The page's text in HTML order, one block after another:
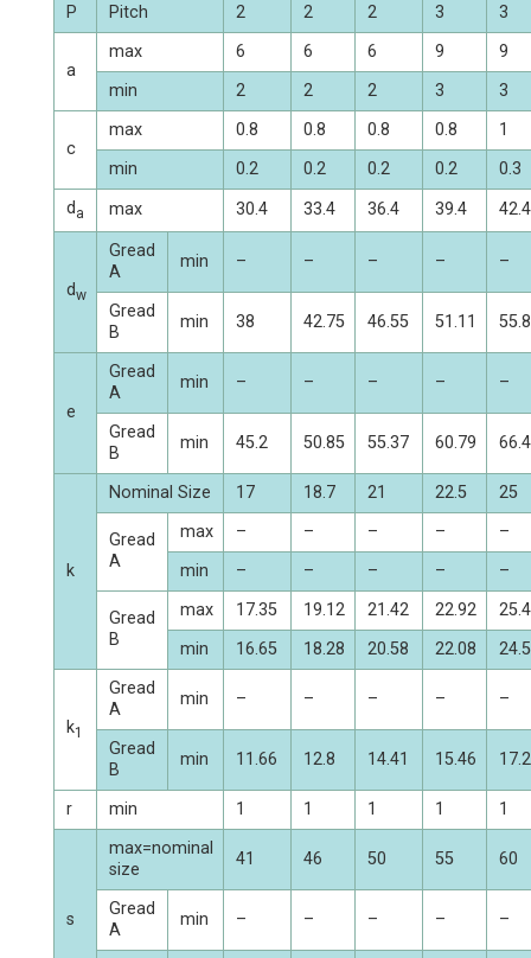
P
Pitch 2 2 2 3 3
a
max 6 6 6 9
9
min
2 2 2 3 3
c
max 0.8 0.8 0.8 0.8
1
min
0.2 0.2 0.2 0.2
0.3
da max 30.4 33.4 36.4 39.4 42.4
dw
Gread
A
min – – – – –
Gread
B
min 38 42.75 46.55 51.11
e
Gread
A
min – – – – –
Gread
B
min 45.2 50.85 55.37 60.79
k
Nominal Size 17 18.7 21 22.5 25
Gread
A
max – – – –
–
min
– – – – –
Gread
B
max 17.35 19.12 21.42 22.92
min
16.65 18.28 20.58 22.08
k1
Gread
A
min – – – – –
Gread
B
min 11.66 12.8 14.41 15.46
r min 1 1 1 1 1
s
max=nominal
size
41 46 50 55 60
Gread
A
min – – – – –